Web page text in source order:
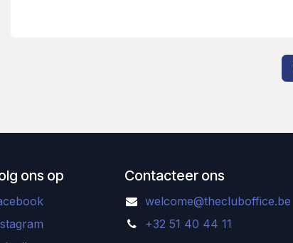
ons op Contacteer ons
welcome@thecluboffice.be
+32 51 40 44 11